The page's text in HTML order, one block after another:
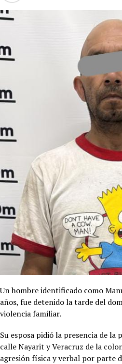
Un hombre identificado como
años, fue detenido la tarde del
violencia familiar.
Su esposa pidió la presencia de
calle Nayarit y Veracruz de la
agresión física y verbal por parte